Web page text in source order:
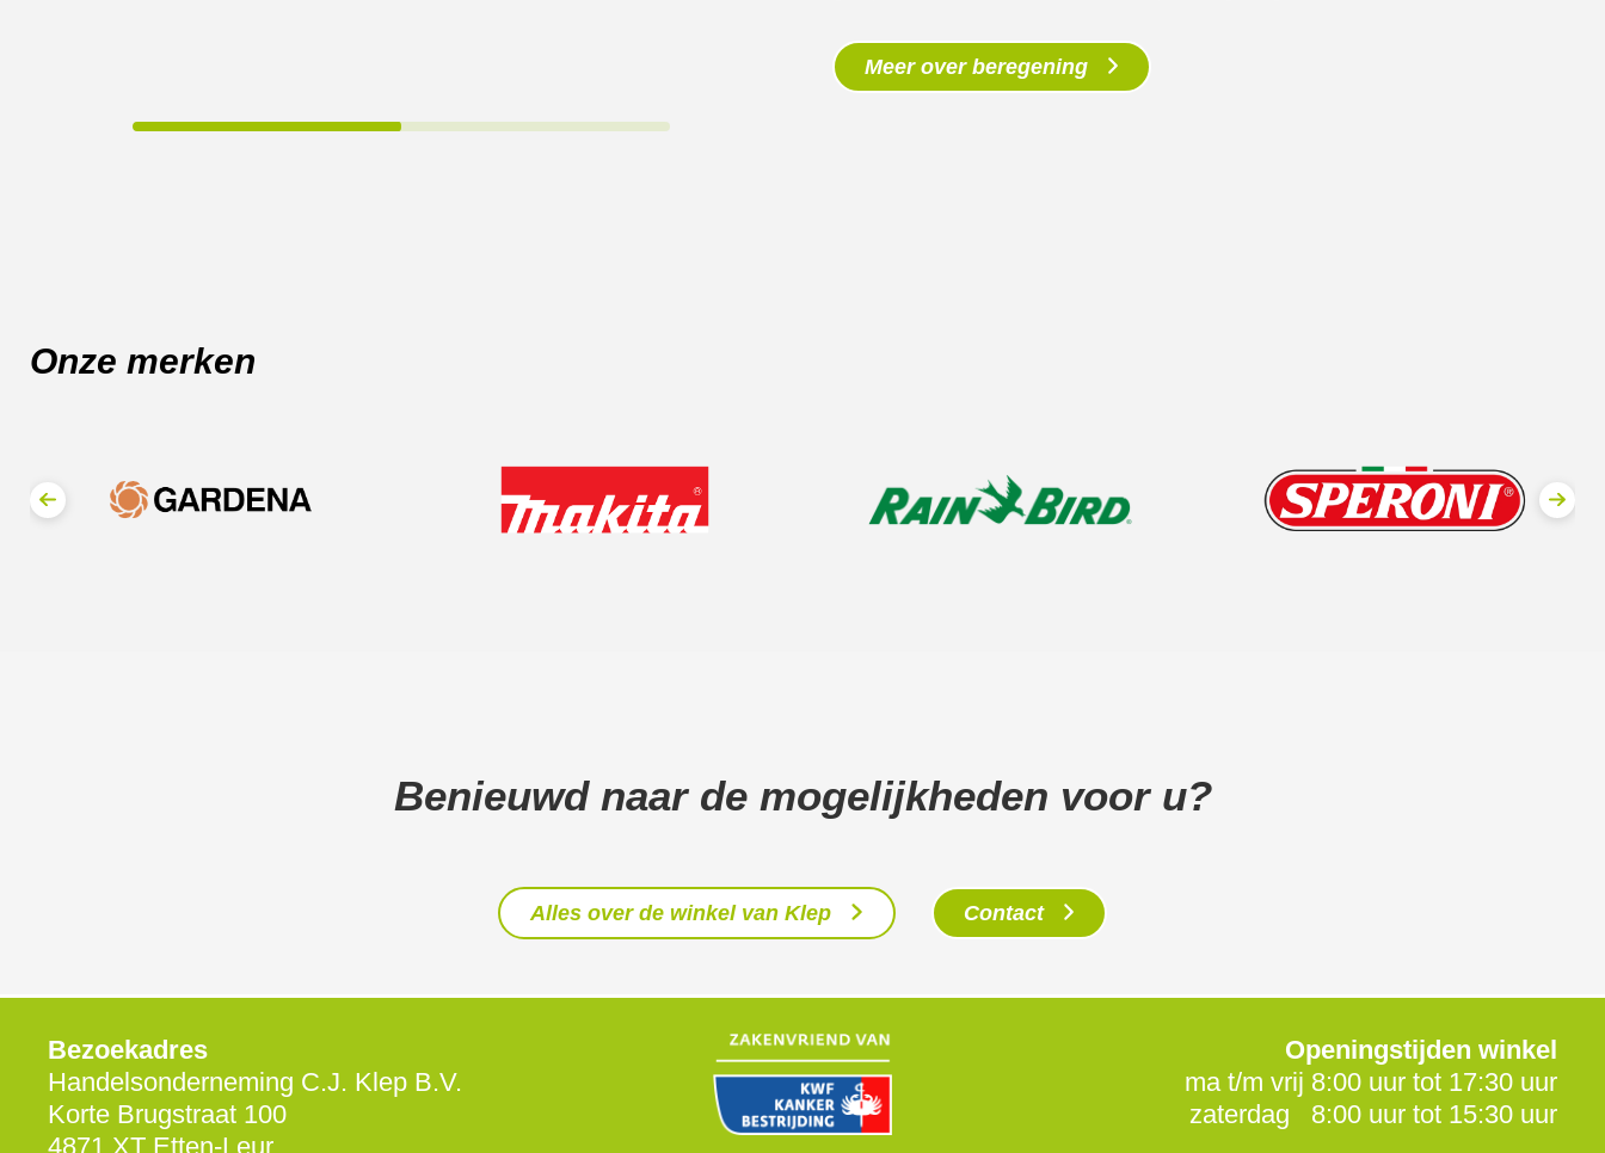
Meer over beregening
Onze merken
Benieuwd naar de mogelijkheden voor u?
Alles over de winkel van Klep Contact
Bezoekadres
Handelsonderneming C.J. Klep B.V.
Korte Brugstraat 100
4871 XT Etten-Leur
Openingstijden winkel
ma t/m vrij 8:00 uur tot 17:30 uur
zaterdag 8:00 uur tot 15:30 uur